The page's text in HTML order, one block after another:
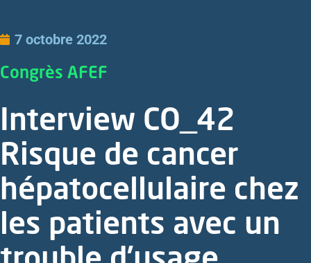
7 octobre 2022
Congrès AFEF
Interview CO_42
Risque de cancer
hépatocellulaire chez
les patients avec un